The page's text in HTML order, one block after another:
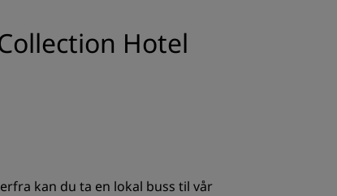
Hotel
kan du ta en lokal buss til vår